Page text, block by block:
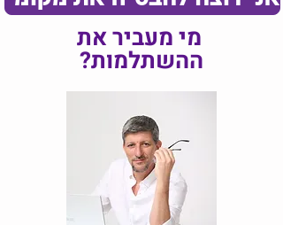
מי מעביר את
ההשתלמות?